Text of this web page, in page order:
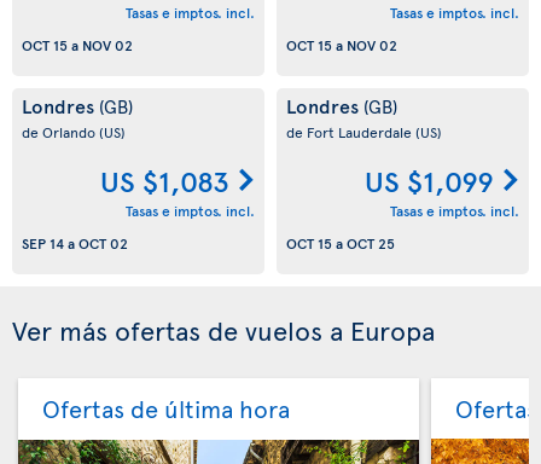
Tasas e imptos. incl.
OCT 15a NOV 02
Tasas e imptos. incl.
OCT 15a NOV 02
Londres (GB)
de Orlando(US)
US $1,083
Tasas e imptos. incl.
SEP 14aOCT 02
Londres (GB)
de Fort Lauderdale (US)
US $1,099
Tasas e imptos. incl.
OCT 15aOCT 25
Ver más ofertas de vuelos a Europa
Ofertas de última hora